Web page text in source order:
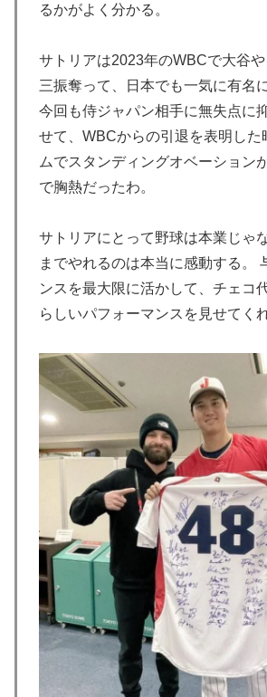
道・・・」→「2002年の審判買収が
▶ 外国人「アジア杯で優勝するんだ」
ト1入りに現実味!?2030大会で出場
に！アメリカ人もポット1争いに熱視
応】
▶
韓国人「韓国サッカー協会の性接待
ぎに・・・2002年W杯4強の記録取
→「マジで国の恥だ」「2002年まで
すね」
▶ 海外「日本が正しい！」優しい日本
海外が大騒ぎ
▶
韓国人「韓国サッカー協会関係者が
だった』と衝撃発言！日韓ワールド
の視線が向けられる」
【海外の反応】中国がAI開発の主導
な → 「どうせアメリカは中国製AIを
な」「自動車産業と同じ道を歩んで
海外「日本のこの場所は現実とは思
い…！」外国人が感動する日本の景
外の反応】
▶
海外「”京都の鳥”は良いぞ」小規模
の観光名所／お店に対する海外の反応
国際的な小咄 読者投稿 中小企業診
るかがよく分かる。
サトリアは2023年のWBCで大谷
三振奪って、日本でも一気に有名
今回も侍ジャパン相手に無失点に
せて、WBCからの引退を表明した
ムでスタンディングオベーション
で胸熱だったわ。
サトリアにとって野球は本業じゃ
までやれるのは本当に感動する。
ンスを最大限に活かして、チェコ
らしいパフォーマンスを見せてく